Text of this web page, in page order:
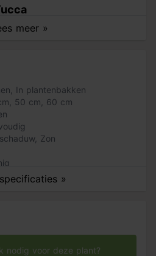
meer »
daardoor enkele weken
aan
deze kamerplant op een
een plek half in de schaduw
direct zonlicht wel te
kamerplantenpotgrond
gebruiken kun je extra lang
palmsoort.
toch bloeien, dan is het
In plantenbakken
50 cm
60 cm
Zon
»
nodig voor deze plant?